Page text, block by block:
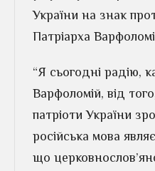
України на знак
Патріарха
“Я сьогодні радію,
Варфоломій, від
патріоти України
російська мова
що